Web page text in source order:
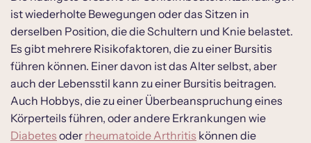
ist wiederholte Bewegungen oder das Sitzen in
derselben Position, die die Schultern und Knie belastet.
Es gibt mehrere Risikofaktoren, die zu einer Bursitis
führen können. Einer davon ist das Alter selbst, aber
auch der Lebensstil kann zu einer Bursitis beitragen.
Auch Hobbys, die zu einer Überbeanspruchung eines
Körperteils führen, oder andere Erkrankungen wie
Diabetes oder rheumatoide Arthritis können die